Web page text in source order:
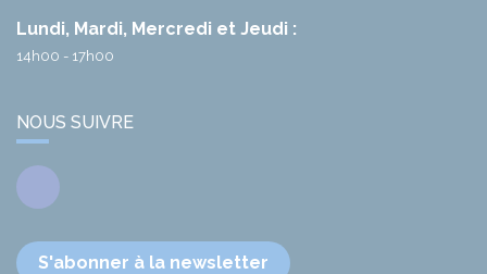
Lundi, Mardi, Mercredi et Jeudi :
14h00 - 17h00
NOUS SUIVRE
Facebook
S'abonner à la newsletter